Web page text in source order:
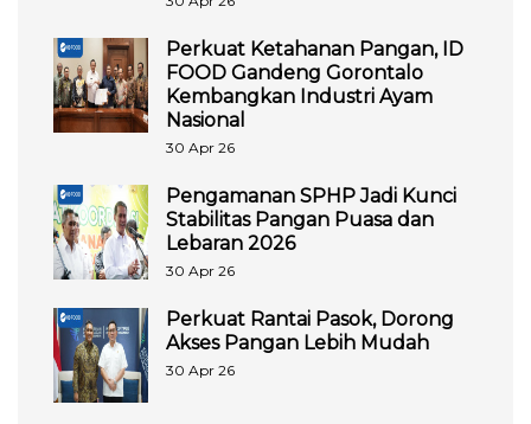
Perkuat Ketahanan Pangan, ID
FOOD Gandeng Gorontalo
Kembangkan Industri Ayam
Nasional
30 Apr 26
Pengamanan SPHP Jadi Kunci
Stabilitas Pangan Puasa dan
Lebaran 2026
30 Apr 26
Perkuat Rantai Pasok, Dorong
Akses Pangan Lebih Mudah
30 Apr 26